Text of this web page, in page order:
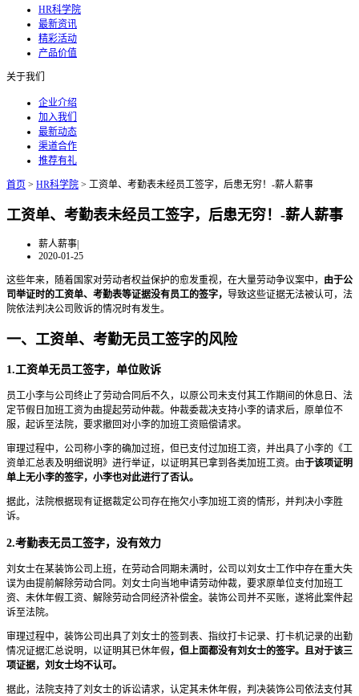
HR科学院
最新资讯
精彩活动
产品价值
关于我们
企业介绍
加入我们
最新动态
渠道合作
推荐有礼
首页 > HR科学院 > 工资单、考勤表未经员工签字，后患无穷！-薪人薪事
工资单、考勤表未经员工签字，后患无穷！-薪人薪事
薪人薪事|
2020-01-25
这些年来，随着国家对劳动者权益保护的愈发重视，在大量劳动争议案中， 由于公
司举证时的工资单、考勤表等证据没有员工的签字， 导致这些证据无法被认可，法
院依法判决公司败诉的情况时有发生。
一、工资单、考勤无员工签字的风险
1.工资单无员工签字，单位败诉
员工小李与公司终止了劳动合同后不久，以原公司未支付其工作期间的休息日、法
定节假日加班工资为由提起劳动仲裁。仲裁委裁决支持小李的请求后，原单位不
服，起诉至法院，要求撤回对小李的加班工资赔偿请求。
审理过程中，公司称小李的确加过班，但已支付过加班工资，并出具了小李的《工
资单汇总表及明细说明》进行举证，以证明其已拿到各类加班工资。由于该项证明
单上无小李的签字，小李也对此进行了否认。
据此，法院根据现有证据裁定公司存在拖欠小李加班工资的情形，并判决小李胜
诉。
2.考勤表无员工签字，没有效力
刘女士在某装饰公司上班，在劳动合同期未满时，公司以刘女士工作中存在重大失
误为由提前解除劳动合同。刘女士向当地申请劳动仲裁，要求原单位支付加班工
资、未休年假工资、解除劳动合同经济补偿金。装饰公司并不买账，遂将此案件起
诉至法院。
审理过程中，装饰公司出具了刘女士的签到表、指纹打卡记录、打卡机记录的出勤
情况证据汇总说明，以证明其已休年假 ，但上面都没有刘女士的签字。且对于该三
项证据，刘女士均不认可。
据此，法院支持了刘女士的诉讼请求，认定其未休年假，判决装饰公司依法支付其